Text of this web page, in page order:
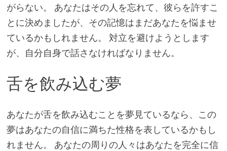
がらない。 あなたはその人を忘れて、彼らを許すこ
とに決めましたが、その記憶はまだあなたを悩ませ
ているかもしれません。 対立を避けようとします
が、自分自身で話さなければなりません。
舌を飲み込む夢
あなたが舌を飲み込むことを夢見ているなら、この
夢はあなたの自信に満ちた性格を表しているかもし
れません。 あなたの周りの人々はあなたを完全に信